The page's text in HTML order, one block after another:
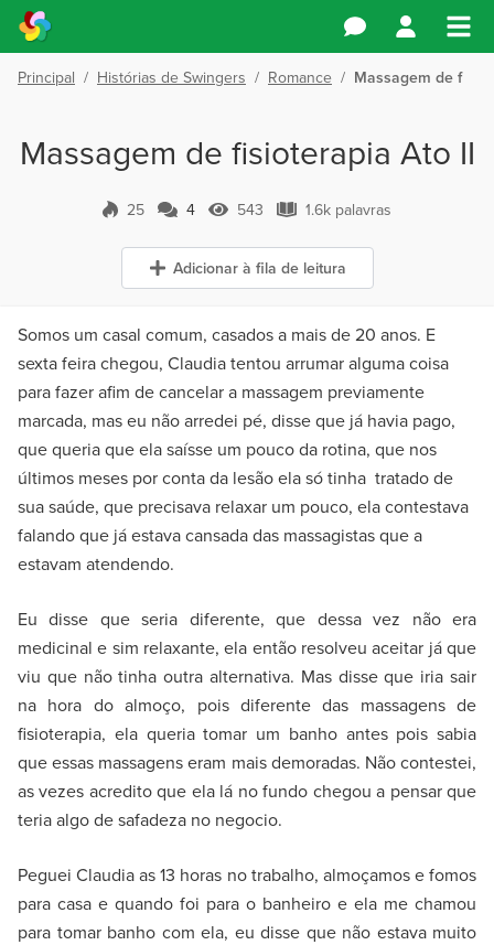
Principal / Histórias de Swingers / Romance / Massagem de
Massagem de fisioterapia Ato II
25 4 Comentários
4 543 Visualizações
543 1.6k palavras
1.6k palavras
Adicionar à fila de leitura
Somos um casal comum, casados a mais de 20 anos. E
sexta feira chegou, Claudia tentou arrumar alguma coisa
para fazer afim de cancelar a massagem previamente
marcada, mas eu não arredei pé, disse que já havia pago,
que queria que ela saísse um pouco da rotina, que nos
últimos meses por conta da lesão ela só tinha tratado de
sua saúde, que precisava relaxar um pouco, ela contestava
falando que já estava cansada das massagistas que a
estavam atendendo.
Eu disse que seria diferente, que dessa vez não era
medicinal e sim relaxante, ela então resolveu aceitar já que
viu que não tinha outra alternativa. Mas disse que iria sair
na hora do almoço, pois diferente das massagens de
fisioterapia, ela queria tomar um banho antes pois sabia
que essas massagens eram mais demoradas. Não contestei,
as vezes acredito que ela lá no fundo chegou a pensar que
teria algo de safadeza no negocio.
Peguei Claudia as 13 horas no trabalho, almoçamos e fomos
para casa e quando foi para o banheiro e ela me chamou
para tomar banho com ela, eu disse que não estava muito